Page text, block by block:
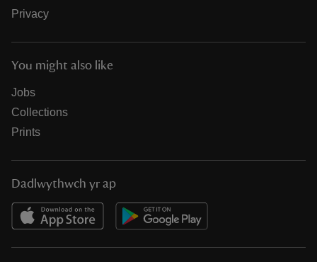
Privacy
You might also like
Jobs
Collections
Prints
Dadlwythwch yr ap